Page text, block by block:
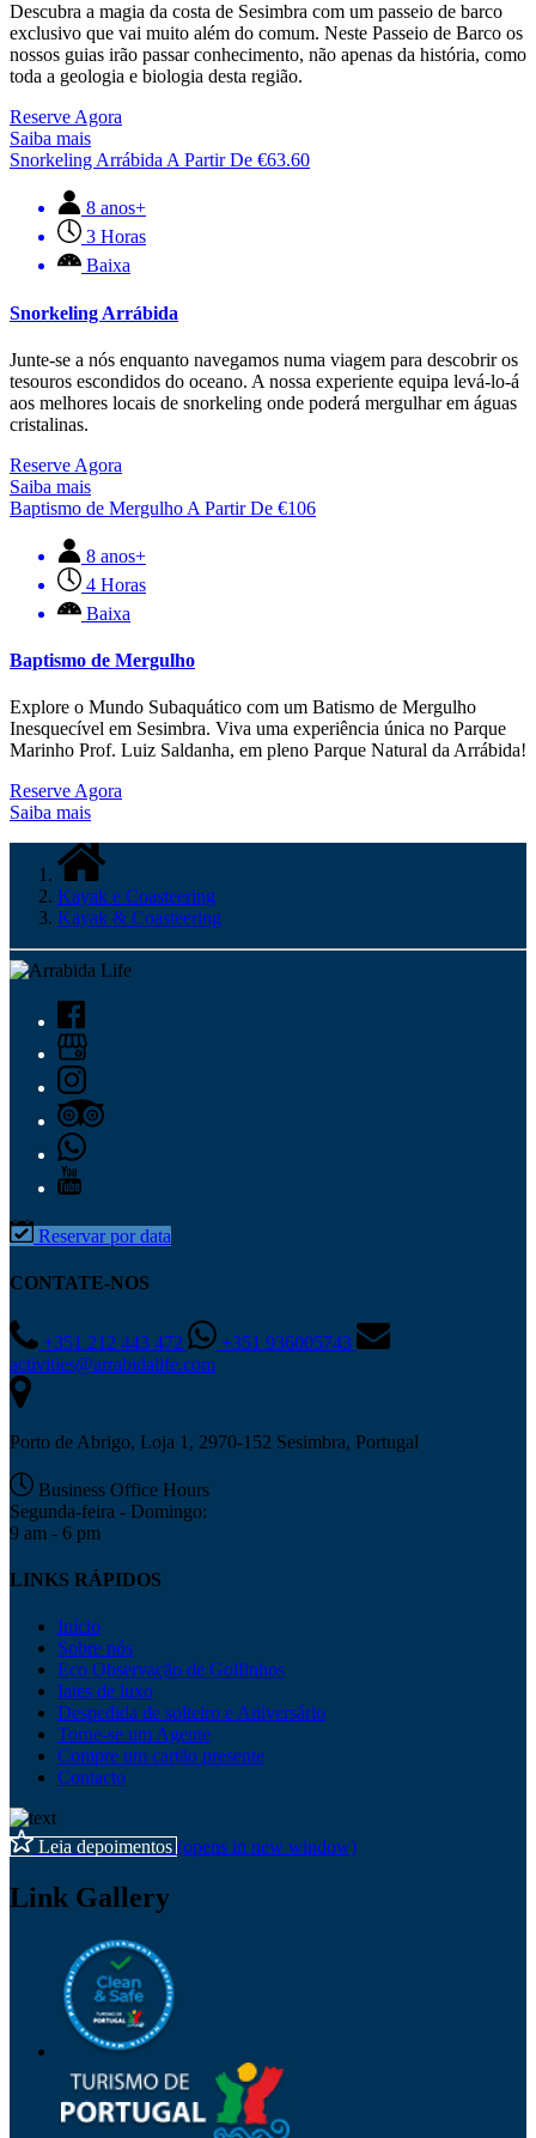
Descubra a magia da costa de Sesimbra com um passeio de barco
exclusivo que vai muito além do comum. Neste Passeio de Barco os
nossos guias irão passar conhecimento, não apenas da história, como
toda a geologia e biologia desta região.
Reserve Agora
Saiba mais
Snorkeling Arrábida A Partir De €63.60
8 anos+
3 Horas
Baixa
Snorkeling Arrábida
Junte-se a nós enquanto navegamos numa viagem para descobrir os
tesouros escondidos do oceano. A nossa experiente equipa levá-lo-á
aos melhores locais de snorkeling onde poderá mergulhar em águas
cristalinas.
Reserve Agora
Saiba mais
Baptismo de Mergulho A Partir De €106
8 anos+
4 Horas
Baixa
Baptismo de Mergulho
Explore o Mundo Subaquático com um Batismo de Mergulho
Inesquecível em Sesimbra. Viva uma experiência única no Parque
Marinho Prof. Luiz Saldanha, em pleno Parque Natural da Arrábida!
Reserve Agora
Saiba mais
Kayak e Coasteering
Kayak & Coasteering
Reservar por data
CONTATE-NOS
+351 212 443 472
+351 936005743
activities@arrabidalife.com
Porto de Abrigo, Loja 1, 2970-152 Sesimbra, Portugal
Business Office Hours
Segunda-feira - Domingo:
9 am - 6 pm
LINKS RÁPIDOS
Início
Sobre nós
Eco Observação de Golfinhos
Iates de luxo
Despedida de solteiro e Aniversário
Torne-se um Agente
Compre um cartão presente
Contacto
Leia depoimentos (opens in new window)
Link Gallery